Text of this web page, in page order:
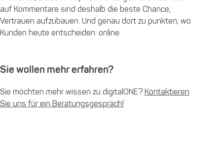
auf Kommentare sind deshalb die beste Chance,
Vertrauen aufzubauen. Und genau dort zu punkten, wo
Kunden heute entscheiden: online.
Sie wollen mehr erfahren?
Sie möchten mehr wissen zu digitalONE? Kontaktieren
Sie uns für ein Beratungsgespräch!